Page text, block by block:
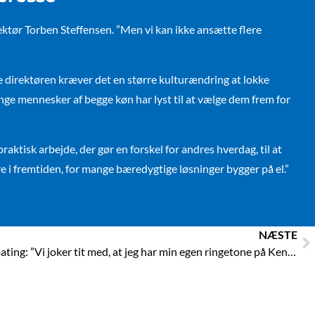
Torben Steffensen. ”Men vi kan ikke ansætte flere
direktøren kræver det en større kulturændring at lokke
mennesker af begge køn har lyst til at vælge dem frem for
arbejde, der gør en forskel for andres hverdag, til at
i fremtiden, for mange bæredygtige løsninger bygger på el.”
NÆSTE